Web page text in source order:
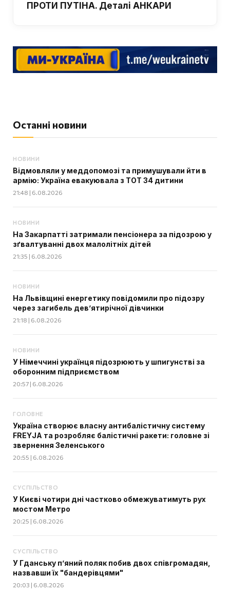
ПРОТИ ПУТІНА. Деталі АНКАРИ
Останні новини
НОВИНИ
Відмовляли у меддопомозі та примушували йти в
армію: Україна евакуювала з ТОТ 34 дитини
21:48 | 6.08.2026
НОВИНИ
На Закарпатті затримали пенсіонера за підозрою у
зґвалтуванні двох малолітніх дітей
21:35 | 6.08.2026
НОВИНИ
На Львівщині енергетику повідомили про підозру
через загибель дев’ятирічної дівчинки
21:18 | 6.08.2026
НОВИНИ
У Німеччині українця підозрюють у шпигунстві за
оборонним підприємством
20:57 | 6.08.2026
ГОЛОВНЕ
Україна створює власну антибалістичну систему
FREYJA та розробляє балістичні ракети: головне зі
звернення Зеленського
20:55 | 6.08.2026
СУСПІЛЬСТВО
У Києві чотири дні частково обмежуватимуть рух
мостом Метро
20:25 | 6.08.2026
СУСПІЛЬСТВО
У Гданську п’яний поляк побив двох співгромадян,
назвавши їх "бандерівцями"
20:03 | 6.08.2026